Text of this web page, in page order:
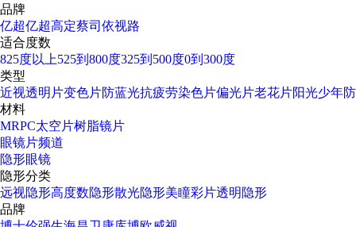
品牌
亿超亿超高定蔡司 依视路
适合度数
825度以上525到800度325到500度0到300度
类型
近视透明片变色片防蓝光抗疲劳染色片偏光片老花片阳光少年
材料
MRPC太空片树脂镜片
眼镜片频道
隐形眼镜
隐形分类
远视隐形高度数隐形散光隐形美瞳彩片透明隐形
品牌